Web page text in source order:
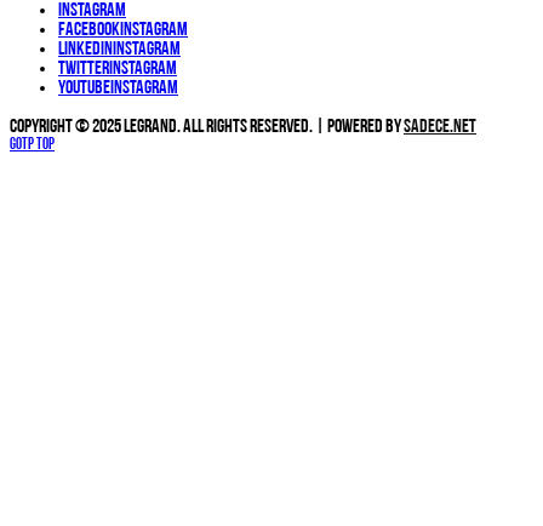
Instagram
FacebookInstagram
LinkedinInstagram
TwitterInstagram
YouTubeInstagram
Copyright © 2025 Legrand. All Rights Reserved. | Powered bySadece.NET
Gotp Top